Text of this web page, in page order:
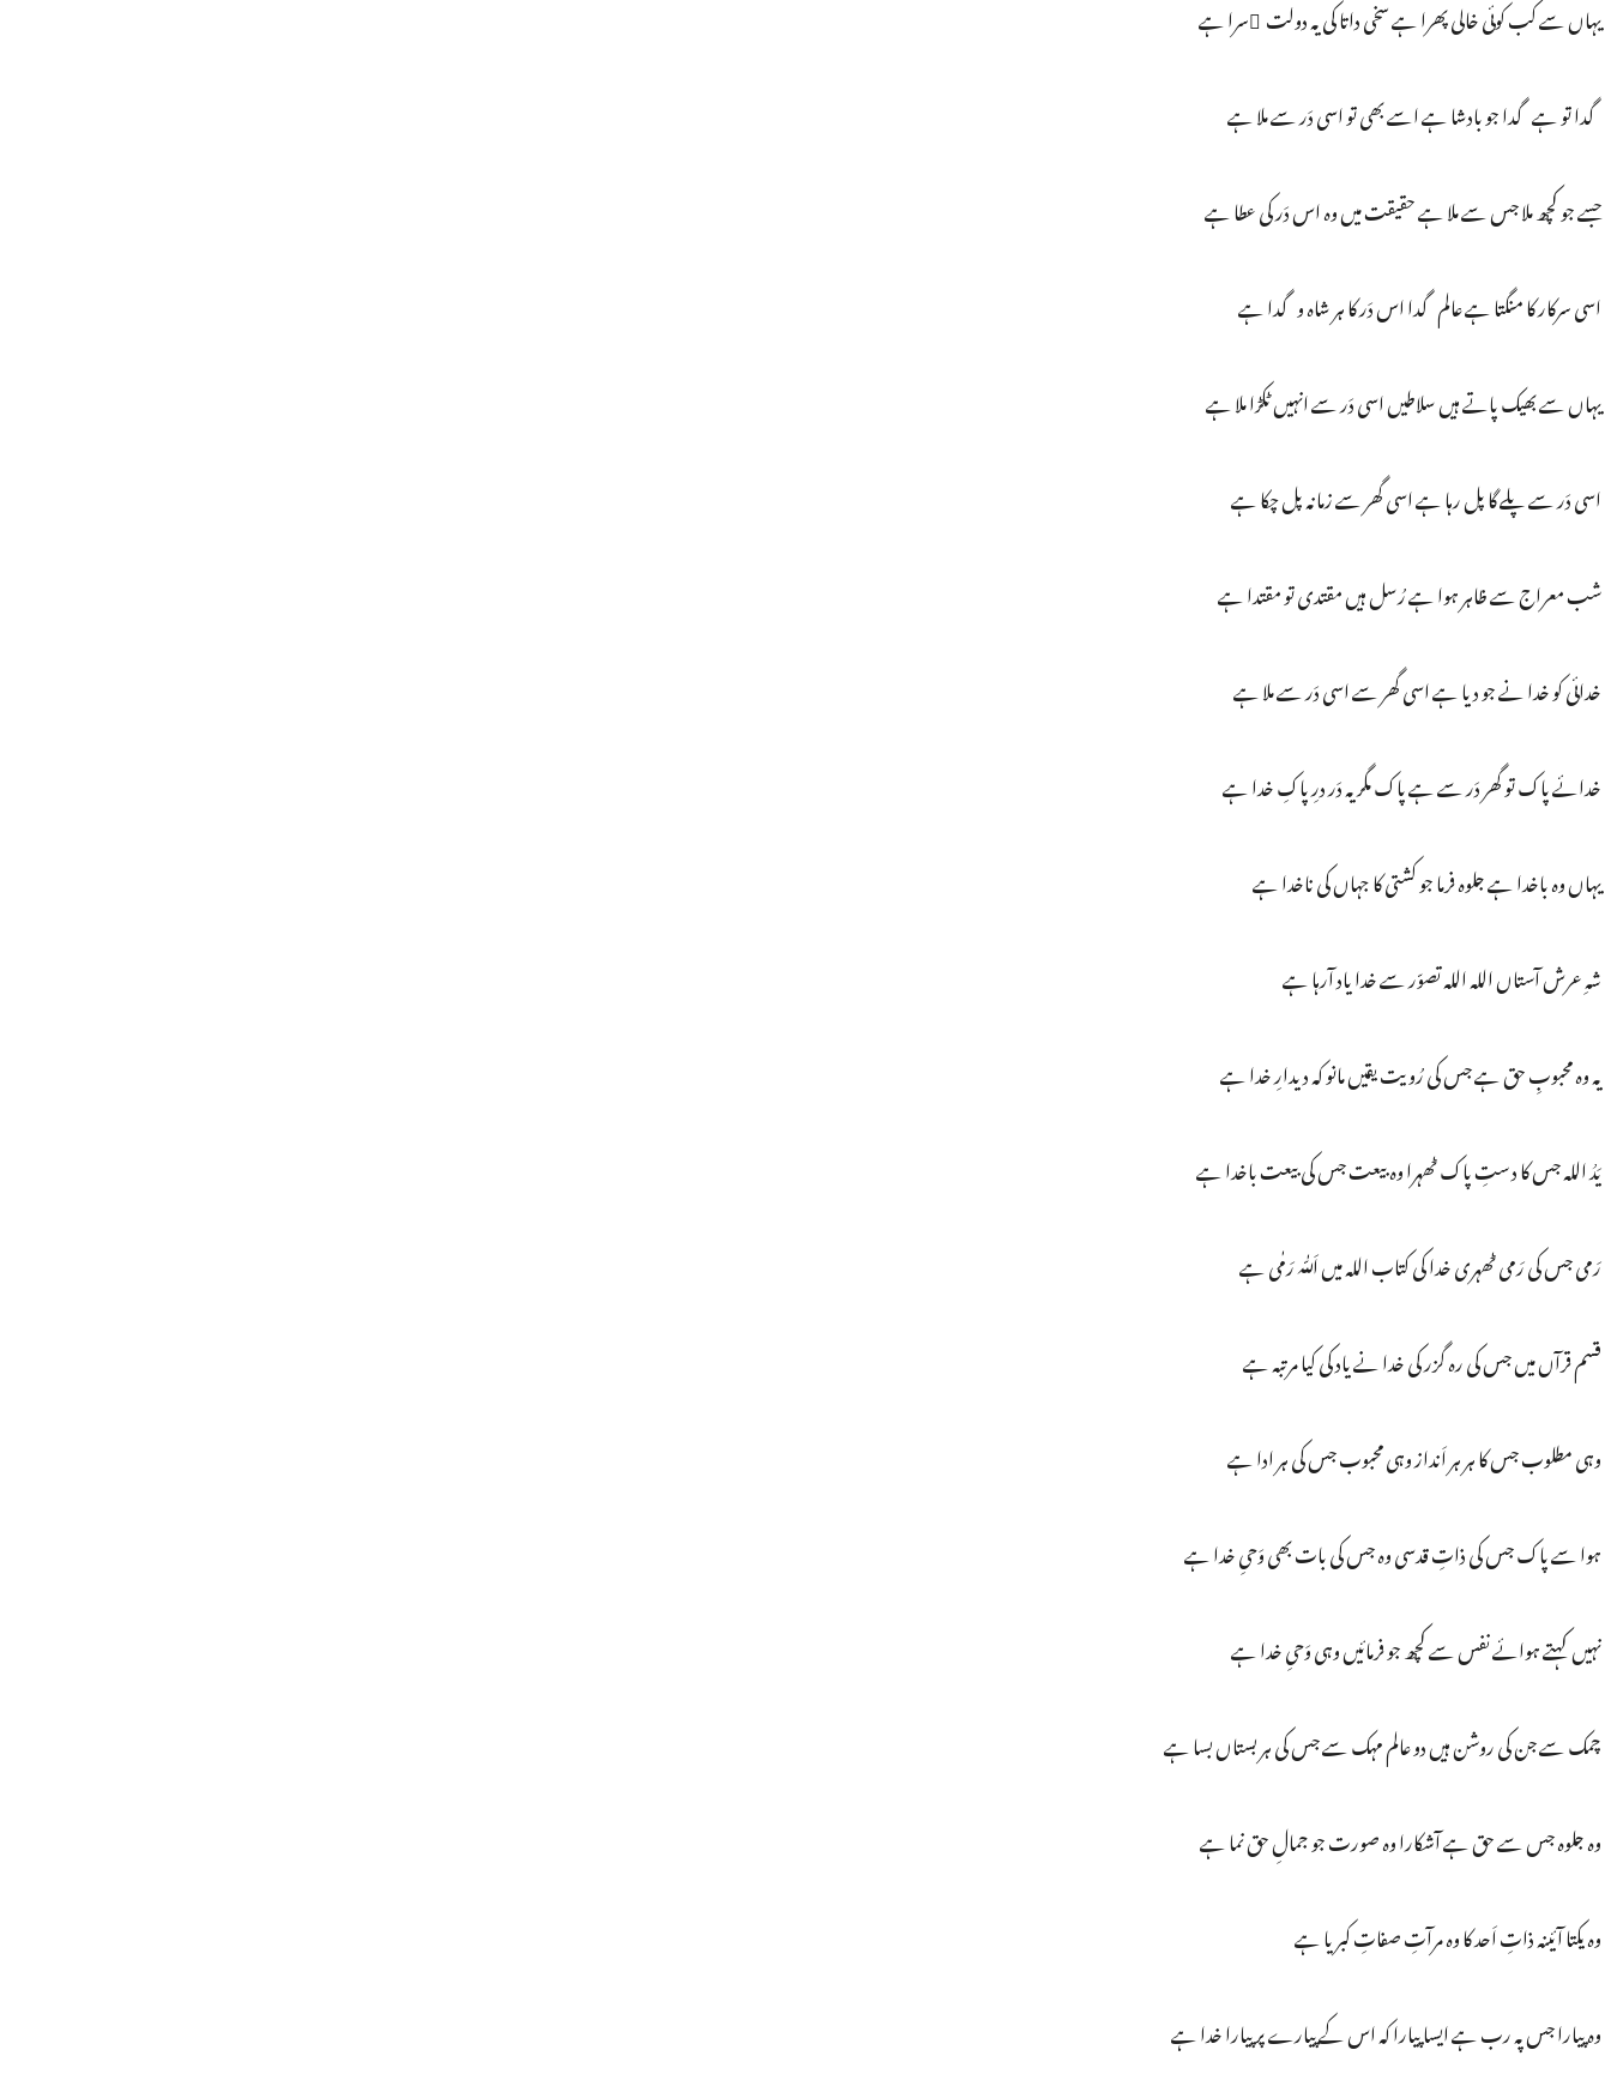
یہاں سے کب کوئی خالی پھرا ہے سخی داتا کی یہ دولت َسرا ہے
گدا تو ہے گدا جو بادشا ہے اسے بھی تو اسی دَر سے ملا ہے
جسے جو کچھ ملا جس سے ملا ہے حقیقت میں وہ اس دَر کی عطا ہے
اسی سرکار کا منگتا ہے عالم گدا اس دَر کا ہر شاہ و گدا ہے
یہاں سے بھیک پاتے ہیں سلاطیں اسی دَر سے انہیں ٹکڑا ملا ہے
اسی دَر سے پلے گا پل رہا ہے اسی گھر سے زمانہ پل چکا ہے
شب معراج سے ظاہر ہوا ہے رُسل ہیں مقتدی تو مقتدا ہے
خدائی کو خدا نے جو دیا ہے اسی گھر سے اسی دَر سے ملا ہے
خدائے پاک تو گھر دَر سے ہے پاک مگر یہ دَر درِ پاکِ خدا ہے
یہاں وہ باخدا ہے جلوہ فرما جو کشتی کا جہاں کی ناخدا ہے
شہِ عرش آستاں اللہ اللہ تصوّر سے خدا یاد آرہا ہے
یہ وہ محبوبِ حق ہے جس کی رُویت یقیں مانو کہ دیدارِ خدا ہے
یَدُ اللہ جس کا د ستِ پاک ٹھہرا وہ بیعت جس کی بیعت باخدا ہے
رَمی جس کی رَمی ٹھہری خدا کی کتاب اللہ میں اَللّٰہ رَمٰی ہے
قسم قرآں میں جس کی رہ گزر کی خدا نے یاد کی کیا مرتبہ ہے
وہی مطلوب جس کا ہر ہر اَنداز وہی محبوب جس کی ہر ادا ہے
ہوا سے پاک جس کی ذاتِ قدسی وہ جس کی بات بھی وَحیِ خدا ہے
نہیں کہتے ہوائے نفس سے کچھ جو فرمائیں وہی وَحیِ خدا ہے
چمک سے جن کی روشن ہیں دو عالم مہک سے جس کی ہر بستاں بسا ہے
وہ جلوہ جس سے حق ہے آشکارا وہ صورت جو جمالِ حق نما ہے
وہ یکتا آئینہ ذاتِ اَحد کا وہ مرآتِ صفاتِ کبریا ہے
وہ پیارا جس پہ رب ہے ایسا پیارا کہ اس کے پیارے پر پیارا خدا ہے